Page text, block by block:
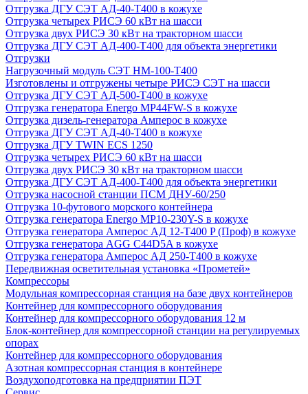
Отгрузка ДГУ СЭТ АД-40-Т400 в кожухе
Отгрузка четырех РИСЭ 60 кВт на шасси
Отгрузка двух РИСЭ 30 кВт на тракторном шасси
Отгрузка ДГУ СЭТ АД-400-Т400 для объекта энергетики
Отгрузки
Нагрузочный модуль СЭТ НМ-100-Т400
Изготовлены и отгружены четыре РИСЭ СЭТ на шасси
Отгрузка ДГУ СЭТ АД-500-Т400 в кожухе
Отгрузка генератора Energo MP44FW-S в кожухе
Отгрузка дизель-генератора Амперос в кожухе
Отгрузка ДГУ СЭТ АД-40-Т400 в кожухе
Отгрузка ДГУ TWIN ECS 1250
Отгрузка четырех РИСЭ 60 кВт на шасси
Отгрузка двух РИСЭ 30 кВт на тракторном шасси
Отгрузка ДГУ СЭТ АД-400-Т400 для объекта энергетики
Отгрузка насосной станции ПСМ ДНУ-60/250
Отгрузка 10-футового морского контейнера
Отгрузка генератора Energo MP10-230Y-S в кожухе
Отгрузка генератора Амперос АД 12-Т400 P (Проф) в кожухе
Отгрузка генератора AGG C44D5A в кожухе
Отгрузка генератора Амперос АД 250-Т400 в кожухе
Передвижная осветительная установка «Прометей»
Компрессоры
Модульная компрессорная станция на базе двух контейнеров
Контейнер для компрессорного оборудования
Контейнер для компрессорного оборудования 12 м
Блок-контейнер для компрессорной станции на регулируемых
опорах
Контейнер для компрессорного оборудования
Азотная компрессорная станция в контейнере
Воздухоподготовка на предприятии ПЭТ